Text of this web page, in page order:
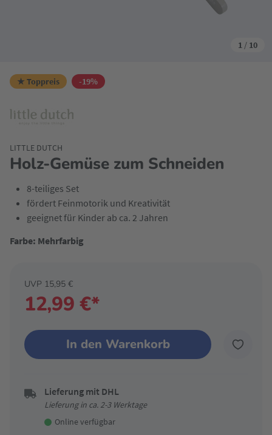
1 / 10
★ Toppreis -19%
Holz-Gemüse zum Schneiden
LITTLE DUTCH
8-teiliges Set
fördert Feinmotorik und Kreativität
geeignet für Kinder ab ca. 2 Jahren
Farbe: Mehrfarbig
12,99 €*
UVP 15,95 €
In den Warenkorb
Lieferung mit DHL
Lieferung in ca. 2-3 Werktage
Online verfügbar